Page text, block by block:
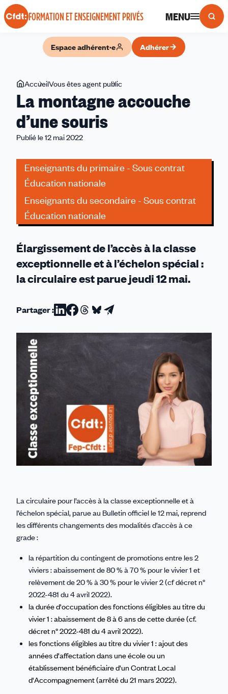
Panneau de gestion des cookies
FORMATION ET ENSEIGNEMENT PRIVÉS MENU
Espace adhérent·e Adhérer
Vous
êtes
ici
AccueilVous êtes agent public
montagne
La montagne accouche
d’une souris
Publié le 12 mai 2022
Enseignants du primaire - Sous contrat
Éducation nationale
Enseignants du secondaire - Sous contrat
Éducation nationale
Élargissement de l’accès à la classe
exceptionnelle et à l’échelon spécial :
la circulaire est parue jeudi 12 mai.
Partager :Partager
sur
Linkedin
Partager
sur
Facebook
Partager
sur
Threads
Partager
sur
Partager
par
La circulaire pour l’accès à la classe exceptionnelle et à
l’échelon spécial, parue au Bulletin officiel le 12 mai, reprend
les différents changements des modalités d’accès à ce
grade :
la répartition du contingent de promotions entre les 2
viviers : abaissement de 80 % à 70 % pour le vivier 1 et
relèvement de 20 % à 30 % pour le vivier 2 (cf décret n°
2022-481 du 4 avril 2022).
la durée d'occupation des fonctions éligibles au titre du
vivier 1 : abaissement de 8 à 6 ans de cette durée (cf.
décret n° 2022-481 du 4 avril 2022).
les fonctions éligibles au titre du vivier 1 : ajout des
années d'affectation dans une école ou un
établissement bénéficiaire d'un Contrat Local
d'Accompagnement (arrêté du 21 mars 2022).